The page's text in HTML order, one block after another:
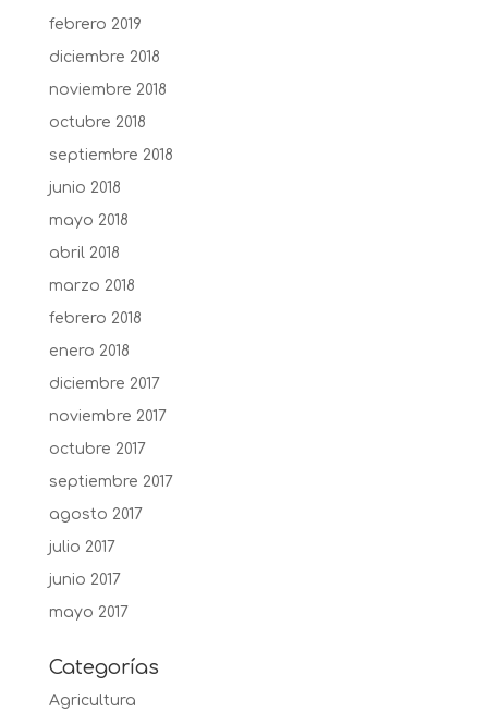
febrero 2019
diciembre 2018
noviembre 2018
octubre 2018
septiembre 2018
junio 2018
mayo 2018
abril 2018
marzo 2018
febrero 2018
enero 2018
diciembre 2017
noviembre 2017
octubre 2017
septiembre 2017
agosto 2017
julio 2017
junio 2017
mayo 2017
Categorías
Agricultura